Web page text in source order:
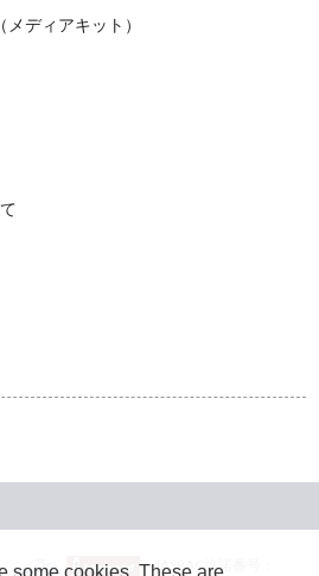
ディアキット）
JASRAC許諾番号：
some cookies. These are